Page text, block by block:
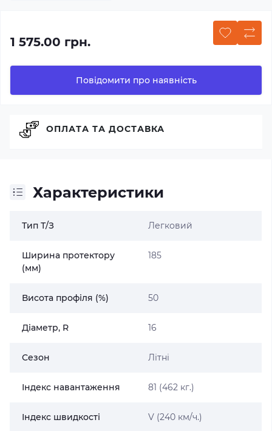
1 575.00 грн.
Повідомити про наявність
Характеристики
Тип Т/З Легковий
Ширина протектору
(мм)
185
Висота профіля (%) 50
Діаметр, R 16
Сезон Літні
Індекс навантаження 81 (462 кг.)
Індекс швидкості V (240 км/ч.)
ОПЛАТА ТА ДОСТАВКА